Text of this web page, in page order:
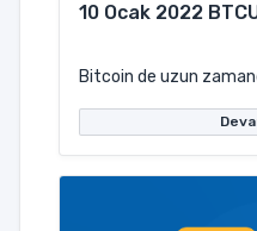
10 Ocak 2022
Bitcoin de uzun